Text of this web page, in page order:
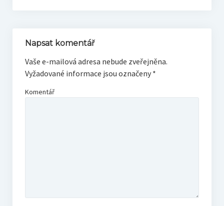
Napsat komentář
Vaše e-mailová adresa nebude zveřejněna.
Vyžadované informace jsou označeny *
Komentář